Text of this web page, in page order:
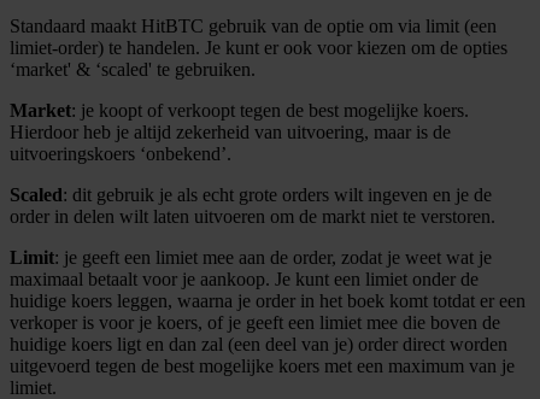
Standaard maakt HitBTC gebruik van de optie om via limit (een
limiet-order) te handelen. Je kunt er ook voor kiezen om de opties
‘market' & ‘scaled' te gebruiken.
Market: je koopt of verkoopt tegen de best mogelijke koers.
Hierdoor heb je altijd zekerheid van uitvoering, maar is de
uitvoeringskoers ‘onbekend’.
Scaled: dit gebruik je als echt grote orders wilt ingeven en je de
order in delen wilt laten uitvoeren om de markt niet te verstoren.
Limit: je geeft een limiet mee aan de order, zodat je weet wat je
maximaal betaalt voor je aankoop. Je kunt een limiet onder de
huidige koers leggen, waarna je order in het boek komt totdat er een
verkoper is voor je koers, of je geeft een limiet mee die boven de
huidige koers ligt en dan zal (een deel van je) order direct worden
uitgevoerd tegen de best mogelijke koers met een maximum van je
limiet.